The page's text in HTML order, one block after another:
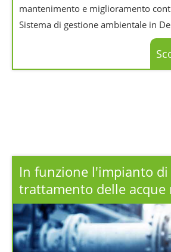
mantenimento e miglioramento
Sistema di gestione ambientale in
In funzione l'impianto di
trattamento delle acque